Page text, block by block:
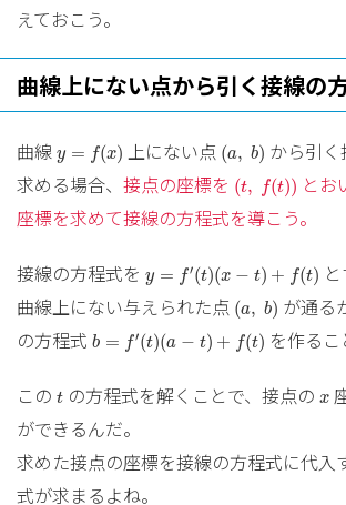
えておこう。
曲線上にない点から引く接線の
曲線 y = f(x)
y =f (x) 上にない点 (a, b)
(a b )から引
求める場合、 接点の座標を (t, f(t))
(t f(t)) とお
座標を求めて接線の方程式を導こう。
接線の方程式を y = f′(t)(x − t) + f(t)
y (t)(x− +f ( )
曲線上にない与えられた点 (a, b)
(a b )が通る
の方程式 b = f′(t)(a − t) + f(t)
b ′(t)(a− )+ ( ) を作るこ
この t
t の方程式を解くことで、接点の x
x
ができるんだ。
求めた接点の座標を接線の方程式に代入
式が求まるよね。